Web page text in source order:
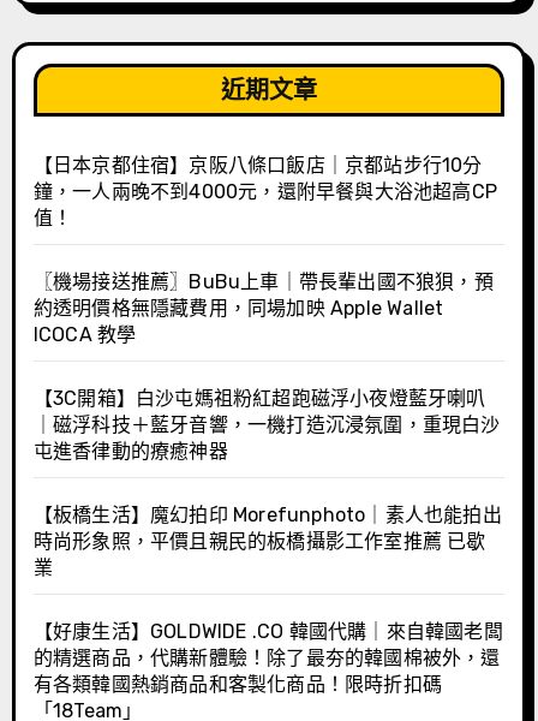
近期文章
【日本京都住宿】京阪八條口飯店｜京都站步行10分
鐘，一人兩晚不到4000元，還附早餐與大浴池超高CP
值！
〖機場接送推薦〗BuBu上車｜帶長輩出國不狼狽，預
約透明價格無隱藏費用，同場加映 Apple Wallet
ICOCA 教學
【3C開箱】白沙屯媽祖粉紅超跑磁浮小夜燈藍牙喇叭
｜磁浮科技＋藍牙音響，一機打造沉浸氛圍，重現白沙
屯進香律動的療癒神器
【板橋生活】魔幻拍印 Morefunphoto｜素人也能拍出
時尚形象照，平價且親民的板橋攝影工作室推薦 已歇
業
【好康生活】GOLDWIDE .CO 韓國代購｜來自韓國老闆
的精選商品，代購新體驗！除了最夯的韓國棉被外，還
有各類韓國熱銷商品和客製化商品！限時折扣碼
「18Team」